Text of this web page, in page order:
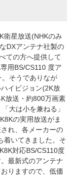
衛星放送(NHKのみ
DXアンテナ社製の
ての方へ提供して
用BS/CS110 度ア
そうでありなが
イビジョン(2K放
放送・約800万画素
大は小を兼ねる」
の実用放送がま
れ、各メーカーの
着いてきました。そ
対応BS/CS110度
最新式のアンテナ
りますので、低価